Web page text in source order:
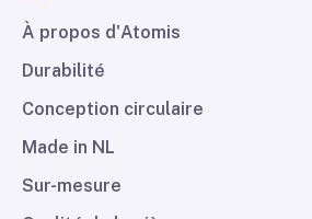
À propos d'Atomis
Durabilité
Conception circulaire
Made in NL
Sur-mesure